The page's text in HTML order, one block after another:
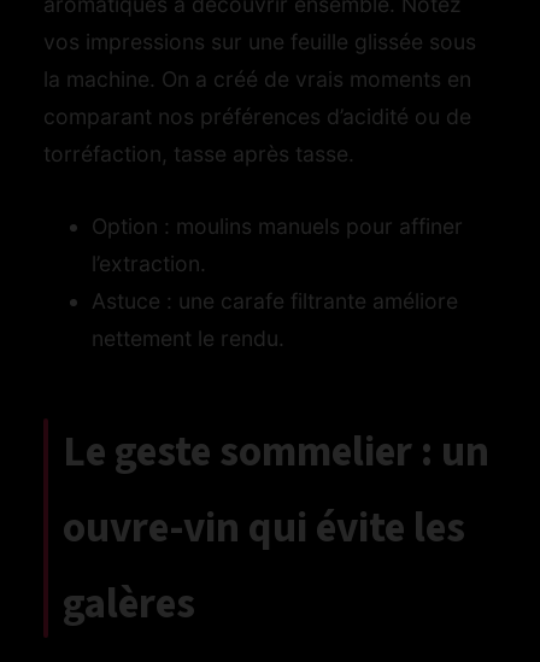
vos impressions sur une feuille glissée sous
la machine. On a créé de vrais moments en
comparant nos préférences d’acidité ou de
torréfaction, tasse après tasse.
Option : moulins manuels pour affiner
l’extraction.
Astuce : une carafe filtrante améliore
nettement le rendu.
Le geste sommelier : un
ouvre-vin qui évite les
galères